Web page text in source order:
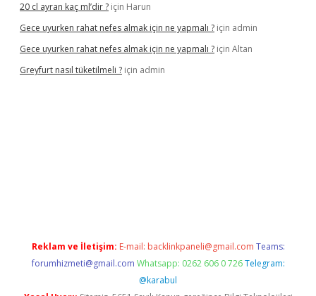
20 cl ayran kaç ml’dir ? için Harun
Gece uyurken rahat nefes almak için ne yapmalı ? için admin
Gece uyurken rahat nefes almak için ne yapmalı ? için Altan
Greyfurt nasıl tüketilmeli ? için admin
Reklam ve İletişim: E-mail: backlinkpaneli@gmail.com Teams:
forumhizmeti@gmail.com Whatsapp: 0262 606 0 726 Telegram:
@karabul